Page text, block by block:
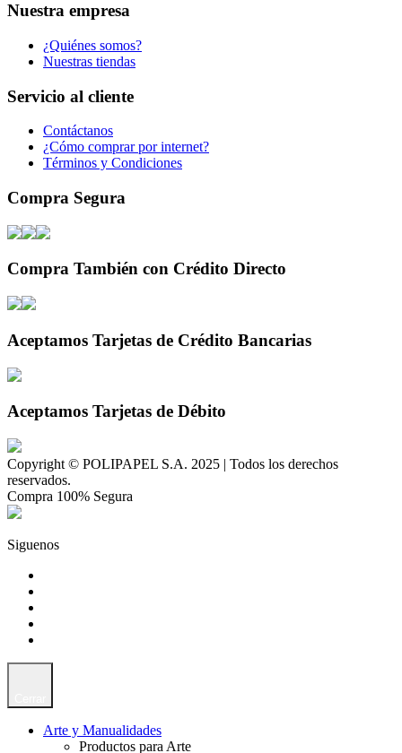
Nuestra empresa
¿Quiénes somos?
Nuestras tiendas
Servicio al cliente
Contáctanos
¿Cómo comprar por internet?
Términos y Condiciones
Compra Segura
Compra También con Crédito Directo
Aceptamos Tarjetas de Crédito Bancarias
Aceptamos Tarjetas de Débito
Copyright © POLIPAPEL S.A. 2025 | Todos los derechos
reservados.
Compra 100% Segura
Siguenos
Arte y Manualidades
Productos para Arte